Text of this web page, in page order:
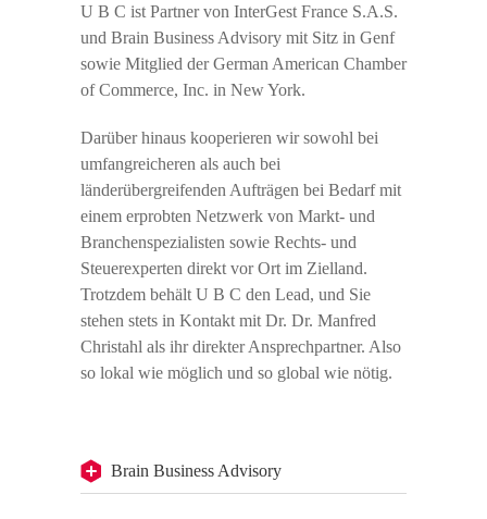
U B C ist Partner von InterGest France S.A.S.
und Brain Business Advisory mit Sitz in Genf
sowie Mitglied der German American Chamber
of Commerce, Inc. in New York.
Darüber hinaus kooperieren wir sowohl bei
umfangreicheren als auch bei
länderübergreifenden Aufträgen bei Bedarf mit
einem erprobten Netzwerk von Markt- und
Branchenspezialisten sowie Rechts- und
Steuerexperten direkt vor Ort im Zielland.
Trotzdem behält U B C den Lead, und Sie
stehen stets in Kontakt mit Dr. Dr. Manfred
Christahl als ihr direkter Ansprechpartner. Also
so lokal wie möglich und so global wie nötig.
Brain Business Advisory